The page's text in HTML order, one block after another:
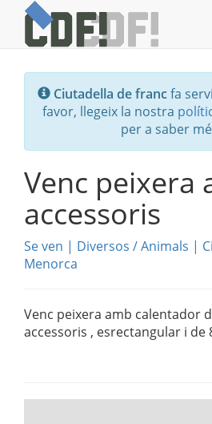
Ciutadella de francfa
favor, llegeix la nostra
per a saber
Venc peixera
accessoris
Se ven | Diversos /Animals |
Menorca
Venc peixera amb calentador
accessoris , esrectangular i de